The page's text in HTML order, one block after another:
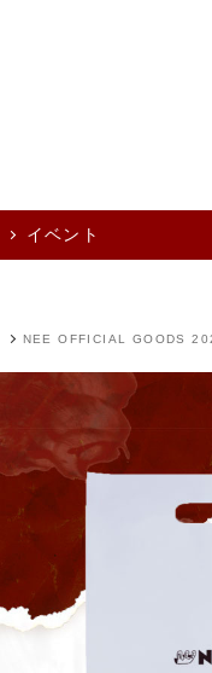
イベント
NEE OFFICIAL GOODS